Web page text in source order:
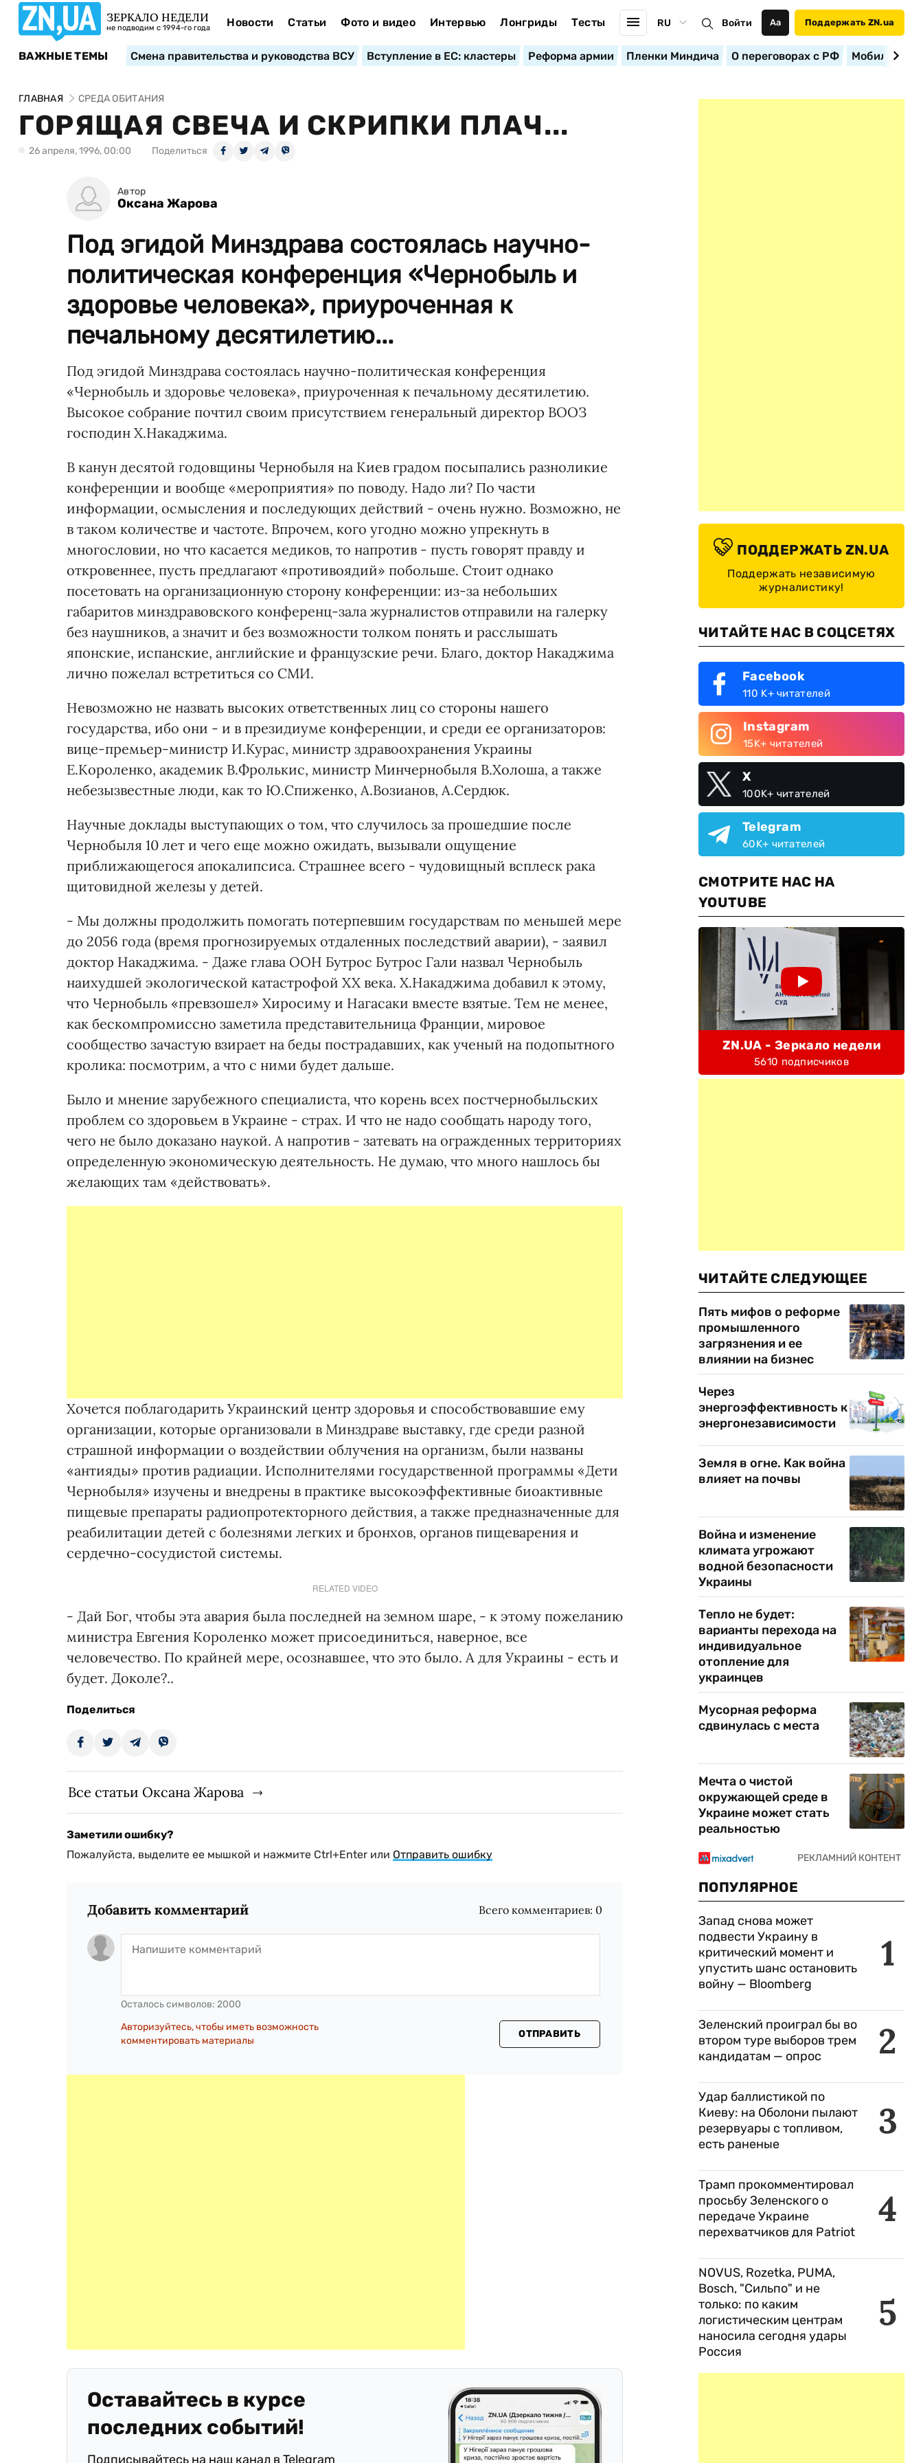
ЗЕРКАЛО НЕДЕЛИ
не подводим с 1994-го года Новости Статьи Фото и видео Интервью Лонгриды Тесты RU Войти Аа Поддержать ZN.ua
ВАЖНЫЕ ТЕМЫ Смена правительства и руководства ВСУ Вступление в ЕС: кластеры Реформа армии Пленки Миндича О переговорах с РФ
ГЛАВНАЯ СРЕДА ОБИТАНИЯ
ГОРЯЩАЯ СВЕЧА И СКРИПКИ ПЛАЧ...
26 апреля, 1996, 00:00 Поделиться
Автор
Оксана Жарова
Под эгидой Минздрава состоялась научно-
политическая конференция «Чернобыль и
здоровье человека», приуроченная к
печальному десятилетию...
Под эгидой Минздрава состоялась научно-политическая конференция
«Чернобыль и здоровье человека», приуроченная к печальному десятилетию.
Высокое собрание почтил своим присутствием генеральный директор ВООЗ
господин Х.Накаджима.
В канун десятой годовщины Чернобыля на Киев градом посыпались разноликие
конференции и вообще «мероприятия» по поводу. Надо ли? По части
информации, осмысления и последующих действий - очень нужно. Возможно, не
в таком количестве и частоте. Впрочем, кого угодно можно упрекнуть в
многословии, но что касается медиков, то напротив - пусть говорят правду и
откровеннее, пусть предлагают «противоядий» побольше. Стоит однако
посетовать на организационную сторону конференции: из-за небольших
габаритов минздравовского конференц-зала журналистов отправили на галерку
без наушников, а значит и без возможности толком понять и расслышать
японские, испанские, английские и французские речи. Благо, доктор Накаджима
лично пожелал встретиться со СМИ.
Невозможно не назвать высоких ответственных лиц со стороны нашего
государства, ибо они - и в президиуме конференции, и среди ее организаторов:
вице-премьер-министр И.Курас, министр здравоохранения Украины
Е.Короленко, академик В.Фролькис, министр Минчернобыля В.Холоша, а также
небезызвестные люди, как то Ю.Спиженко, А.Возианов, А.Сердюк.
Научные доклады выступающих о том, что случилось за прошедшие после
Чернобыля 10 лет и чего еще можно ожидать, вызывали ощущение
приближающегося апокалипсиса. Страшнее всего - чудовищный всплеск рака
щитовидной железы у детей.
- Мы должны продолжить помогать потерпевшим государствам по меньшей мере
до 2056 года (время прогнозируемых отдаленных последствий аварии), - заявил
доктор Накаджима. - Даже глава ООН Бутрос Бутрос Гали назвал Чернобыль
наихудшей экологической катастрофой XX века. Х.Накаджима добавил к этому,
что Чернобыль «превзошел» Хиросиму и Нагасаки вместе взятые. Тем не менее,
как бескомпромиссно заметила представительница Франции, мировое
сообщество зачастую взирает на беды пострадавших, как ученый на подопытного
кролика: посмотрим, а что с ними будет дальше.
Было и мнение зарубежного специалиста, что корень всех постчернобыльских
проблем со здоровьем в Украине - страх. И что не надо сообщать народу того,
чего не было доказано наукой. А напротив - затевать на огражденных территориях
определенную экономическую деятельность. Не думаю, что много нашлось бы
желающих там «действовать».
Хочется поблагодарить Украинский центр здоровья и способствовавшие ему
организации, которые организовали в Минздраве выставку, где среди разной
страшной информации о воздействии облучения на организм, были названы
«антияды» против радиации. Исполнителями государственной программы «Дети
Чернобыля» изучены и внедрены в практике высокоэффективные биоактивные
пищевые препараты радиопротекторного действия, а также предназначенные для
реабилитации детей с болезнями легких и бронхов, органов пищеварения и
сердечно-сосудистой системы.
RELATED VIDEO
- Дай Бог, чтобы эта авария была последней на земном шаре, - к этому пожеланию
министра Евгения Короленко может присоединиться, наверное, все
человечество. По крайней мере, осознавшее, что это было. А для Украины - есть и
будет. Доколе?..
Поделиться
Все статьи Оксана Жарова
Заметили ошибку?
Пожалуйста, выделите ее мышкой и нажмите Ctrl+Enter или Отправить ошибку
Добавить комментарий Всего комментариев: 0
Осталось символов: 2000
Авторизуйтесь, чтобы иметь возможность
комментировать материалы
ОТПРАВИТЬ
Оставайтесь в курсе
последних событий!
Подписывайтесь на наш канал в Telegram
ПОДДЕРЖАТЬ ZN.UA
Поддержать независимую
журналистику!
ЧИТАЙТЕ НАС В СОЦСЕТЯХ
Facebook
110 K+ читателей
Instagram
15K+ читателей
X
100K+ читателей
Telegram
60K+ читателей
СМОТРИТЕ НАС НА
YOUTUBE
ZN.UA - Зеркало недели
5610 подписчиков
ЧИТАЙТЕ СЛЕДУЮЩЕЕ
Пять мифов о реформе
промышленного
загрязнения и ее
влиянии на бизнес
Через
энергоэффективность к
энергонезависимости
Земля в огне. Как война
влияет на почвы
Война и изменение
климата угрожают
водной безопасности
Украины
Тепло не будет:
варианты перехода на
индивидуальное
отопление для
украинцев
Мусорная реформа
сдвинулась с места
Мечта о чистой
окружающей среде в
Украине может стать
реальностью
ПОПУЛЯРНОЕ
1
Запад снова может
подвести Украину в
критический момент и
упустить шанс остановить
войну — Bloomberg
2
Зеленский проиграл бы во
втором туре выборов трем
кандидатам — опрос
3
Удар баллистикой по
Киеву: на Оболони пылают
резервуары с топливом,
есть раненые
4
Трамп прокомментировал
просьбу Зеленского о
передаче Украине
перехватчиков для Patriot
5
NOVUS, Rozetka, PUMA,
Bosch, "Сильпо" и не
только: по каким
логистическим центрам
наносила сегодня удары
Россия